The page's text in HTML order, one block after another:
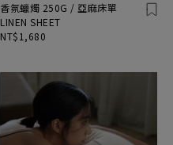
香氛蠟燭 250G / 亞麻床單
LINEN SHEET
NT$1,680